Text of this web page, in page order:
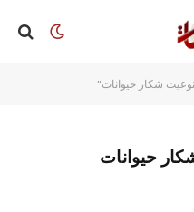
حیوانات